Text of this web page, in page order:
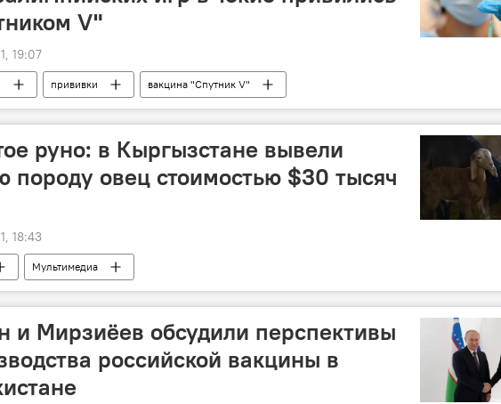
V"
19:07
прививки
вакцина "Спутник V"
от COVID-19 в Узбекистане
руно: в Кыргызстане вывели
породу овец стоимостью $30 тысяч
18:43
Мультимедиа
и Мирзиёев обсудили перспективы
российской вакцины в